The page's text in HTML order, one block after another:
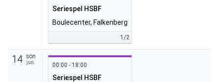
Seriespel HSBF
Boulecenter, Falkenberg
1/2
14 sön
jun. 00:00 - 18:00
Seriespel HSBF